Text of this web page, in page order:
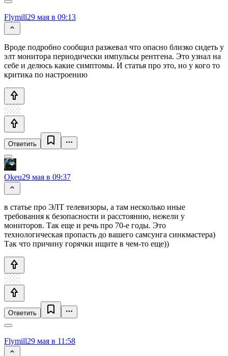
Flymill29 мая в 09:13
Вроде подробно сообщил разжевал что опасно близко сидеть у
элт монитора периодически импульсы рентгена. Это узнал на
себе и делюсь какие симптомы. И статья про это, но у кого то
критика по настроению
Ответить
Okeu29 мая в 09:37
в статье про ЭЛТ телевизоры, а там несколько иные
требования к безопасности и расстоянию, нежели у
мониторов. Так еще и речь про 70-е годы. Это
технологическая пропасть до вашего самсунга синкмастера)
Так что причину горячки ищите в чем-то еще))
Ответить
Flymill29 мая в 11:58